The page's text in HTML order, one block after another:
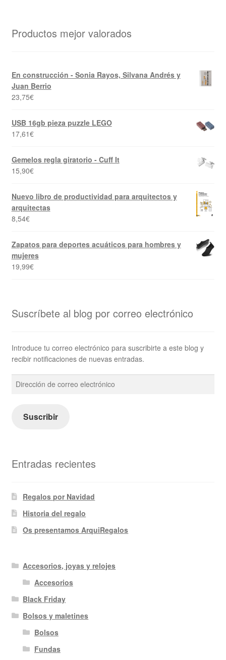
Productos mejor valorados
En construcción - Sonia Rayos, Silvana Andrés y
Juan Berrio
23,75€
USB 16gb pieza puzzle LEGO
17,61€
Gemelos regla giratorio - Cuff It
15,90€
Nuevo libro de productividad para arquitectos y
arquitectas
8,54€
Zapatos para deportes acuáticos para hombres y
mujeres
19,99€
Suscríbete al blog por correo electrónico
Introduce tu correo electrónico para suscribirte a este blog y
recibir notificaciones de nuevas entradas.
Dirección
de
electrónico
Suscribir
Entradas recientes
Regalos por Navidad
Historia del regalo
Os presentamos ArquiRegalos
Accesorios, joyas y relojes
Accesorios
Black Friday
Bolsos y maletines
Bolsos
Fundas